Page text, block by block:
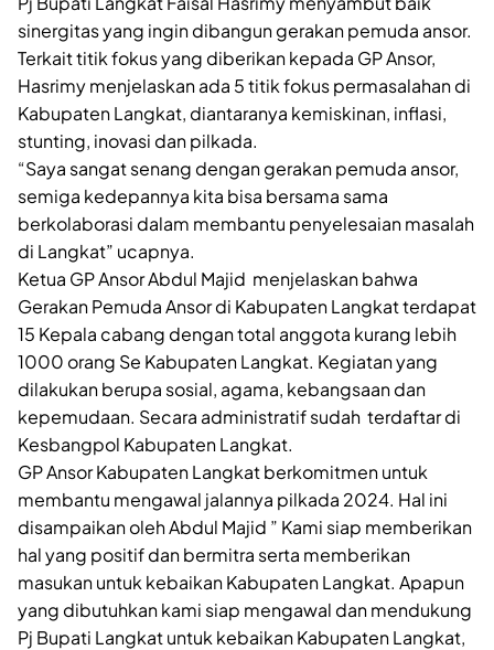
sinergitas yang ingin dibangun gerakan pemuda ansor.
Terkait titik fokus yang diberikan kepada GP Ansor,
Hasrimy menjelaskan ada 5 titik fokus permasalahan di
Kabupaten Langkat, diantaranya kemiskinan, inflasi,
stunting, inovasi dan pilkada.
“Saya sangat senang dengan gerakan pemuda ansor,
semiga kedepannya kita bisa bersama sama
berkolaborasi dalam membantu penyelesaian masalah
di Langkat” ucapnya.
Ketua GP Ansor Abdul Majid menjelaskan bahwa
Gerakan Pemuda Ansor di Kabupaten Langkat terdapat
15 Kepala cabang dengan total anggota kurang lebih
1000 orang Se Kabupaten Langkat. Kegiatan yang
dilakukan berupa sosial, agama, kebangsaan dan
kepemudaan. Secara administratif sudah terdaftar di
Kesbangpol Kabupaten Langkat.
GP Ansor Kabupaten Langkat berkomitmen untuk
membantu mengawal jalannya pilkada 2024. Hal ini
disampaikan oleh Abdul Majid ” Kami siap memberikan
hal yang positif dan bermitra serta memberikan
masukan untuk kebaikan Kabupaten Langkat. Apapun
yang dibutuhkan kami siap mengawal dan mendukung
Pj Bupati Langkat untuk kebaikan Kabupaten Langkat,